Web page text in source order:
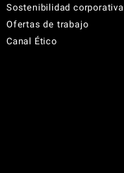
Sostenibilidad corporativa
Ofertas de trabajo
Canal Ético